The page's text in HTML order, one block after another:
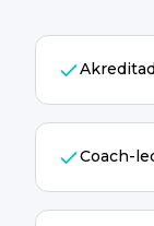
Coach-